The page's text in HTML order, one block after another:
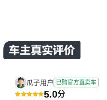
瓜子用户 已购官方直卖车
5.0分